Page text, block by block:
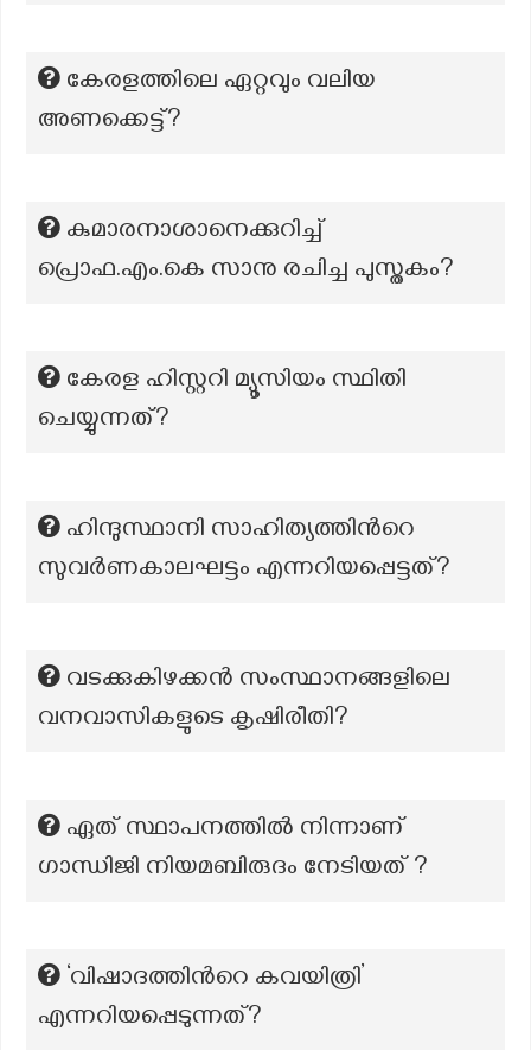
കേരളത്തിലെ ഏറ്റവും വലിയ
അണക്കെട്ട്?
കുമാരനാശാനെക്കുറിച്ച്
പ്രൊഫ.എം.കെ സാനു രചിച്ച പുസ്തകം?
കേരള ഹിസ്റ്ററി മ്യൂസിയം സ്ഥിതി
ചെയ്യുന്നത്?
ഹിന്ദുസ്ഥാനി സാഹിത്യത്തിൻറെ
സുവർണകാലഘട്ടം എന്നറിയപ്പെട്ടത്?
വടക്കുകിഴക്കന്‍ സംസ്ഥാനങ്ങള‌ിലെ
വനവാസികളുടെ കൃഷിരീതി?
ഏത് സ്ഥാപനത്തിൽ നിന്നാണ്
ഗാന്ധിജി നിയമബിരുദം നേടിയത് ?
‘വിഷാദത്തിന്‍റെ കവയിത്രി’
എന്നറിയപ്പെടുന്നത്?